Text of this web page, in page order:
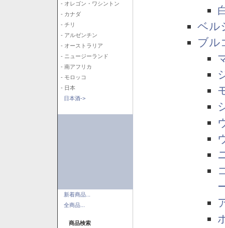
- オレゴン・ワシントン
- カナダ
- チリ
- アルゼンチン
- オーストラリア
- ニュージーランド
- 南アフリカ
- モロッコ
- 日本
日本酒->
新着商品...
全商品...
商品検索
ベル
ブル